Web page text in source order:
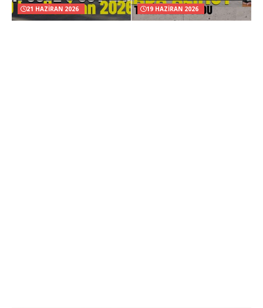
21 HAZIRAN 2026 19 HAZIRAN 2026